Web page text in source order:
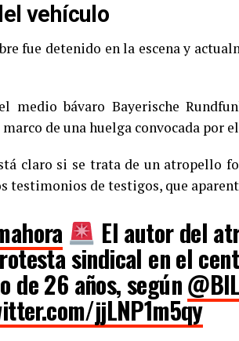
vehículo
fue detenido en la escena y
medio bávaro Bayerische
de una huelga convocada por
claro si se trata de un atropello
testimonios de testigos, que
El autor del
sindical en el
de 26 años, según
jjLNP1m5qy